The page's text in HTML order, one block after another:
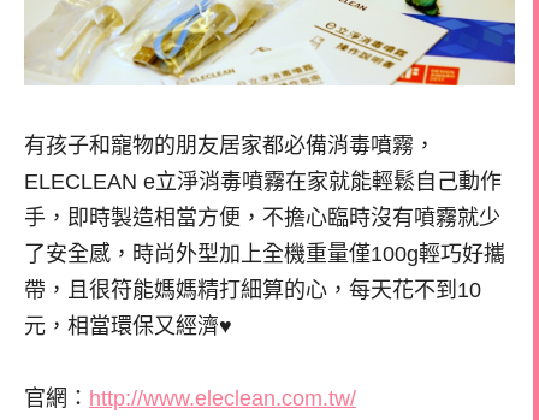
有孩子和寵物的朋友居家都必備消毒噴霧，
ELECLEAN e立淨消毒噴霧在家就能輕鬆自己動作
手，即時製造相當方便，不擔心臨時沒有噴霧就少
了安全感，時尚外型加上全機重量僅100g輕巧好攜
帶，且很符能媽媽精打細算的心，每天花不到10
元，相當環保又經濟♥
官網： http://www.eleclean.com.tw/